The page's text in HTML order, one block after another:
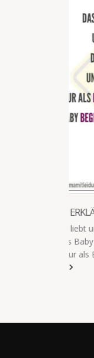
ICH
Ich